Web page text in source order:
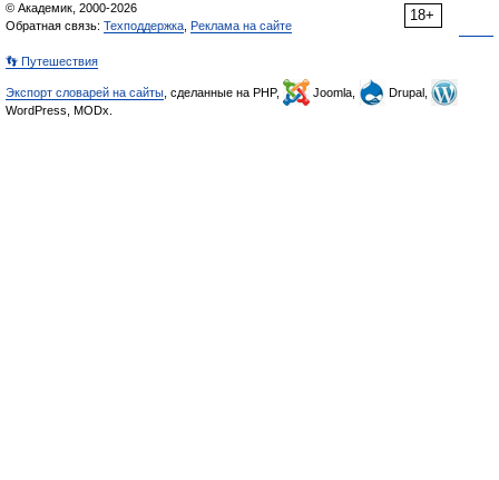
18+
© Академик, 2000-2026
Обратная связь: Техподдержка Реклама на сайте
👣 Путешествия
Экспорт словарей на сайты , сделанные на PHP, Joomla,
Drupal,
WordPress, MODx.